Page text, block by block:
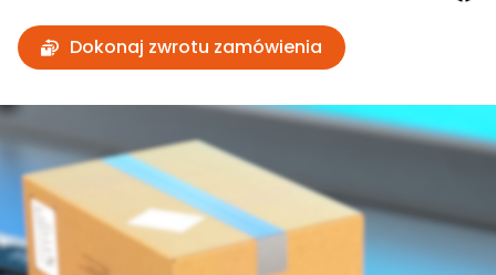
Dokonaj zwrotu zamówienia